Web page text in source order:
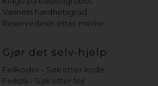
Vannets hardhetsgrad
Reservedeler etter merke
Gjør det selv-hjelp
Feilkoder - Søk etter kode
Feilsøk - Søk etter feil